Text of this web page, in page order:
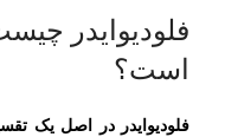
فلودیوایدر
است؟
فلودیوایدر در اصل یک